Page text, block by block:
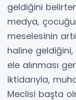
geldiğini
medya,
meselesinin
haline
ele alınması
iktidarıyla,
Meclisi başta